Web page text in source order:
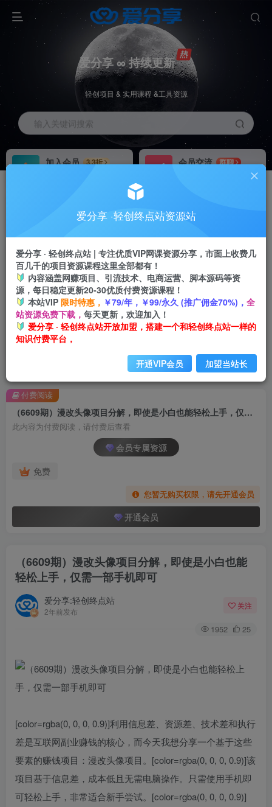
爱分享 ∞ 持续更新
轻创项目 & 实用课程 &工具资源
输入关键词搜索
加入会员
3.3折
会员交流
群聊
推广返佣高达70%
24小时自动赚钱
加入会员享受权益福利
（6609期）漫改头像项目分解，即使是小白也能轻松上手，仅需一部手机即可
此内容为付费阅读，请付费后查看
会员专属资源
免费
您暂无购买权限，请先开通会员
开通会员
付费阅读
（6609期）漫改头像项目分解，即使是小白也能
轻松上手，仅需一部手机即可
爱分享:轻创终点站
2年前发布
关注
1952 25
[color=rgba(0, 0, 0, 0.9)]利用信息差、资源差、技术差和执行
差是互联网副业赚钱的核心，而今天我想分享一个基于这些
要素的赚钱项目：漫改头像项目。[color=rgba(0, 0, 0, 0.9)]该
项目基于信息差，成本低且无需电脑操作。只需使用手机即
可轻松上手，非常适合新手尝试。[color=rgba(0, 0, 0, 0.9)]
爱分享 ·轻创终点站资源站
爱分享 · 轻创终点站 | 专注优质VIP网课资源分享，市面上收费几
百几千的项目资源课程这里全部都有！
内容涵盖网赚项目、引流技术、电商运营、脚本源码等资
源，每日稳定更新20-30优质付费资源课程！
本站VIP 限时特惠， ￥79/年，￥99/永久 (推广佣金70%)， 全
站资源免费下载， 每天更新，欢迎加入！
爱分享 · 轻创终点站开放加盟，搭建一个和轻创终点站一样的
知识付费平台，
开通VIP会员 加盟当站长